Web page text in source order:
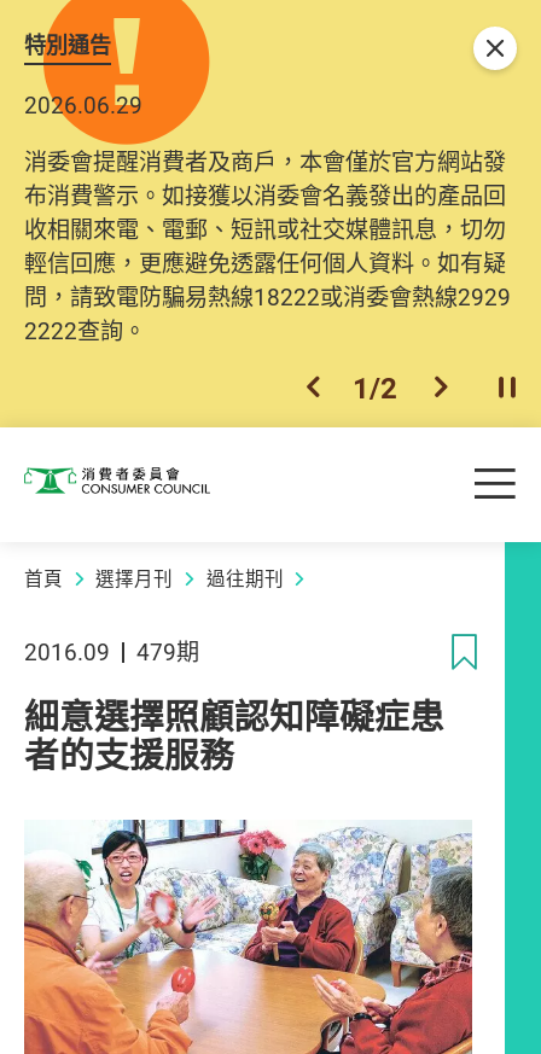
特別通告
2026.06.29
消委會提醒消費者及商戶，本會僅於官方網站發
布消費警示。如接獲以消委會名義發出的產品回
收相關來電、電郵、短訊或社交媒體訊息，切勿
輕信回應，更應避免透露任何個人資料。如有疑
問，請致電防騙易熱線18222或消委會熱線2929
2222查詢。
上一個
1/2 下一個開
關閉
消費者委員會 目
首頁 選擇月刊 過往期刊
2016.09 479期
細意選擇照顧認知障礙症患
者的支援服務